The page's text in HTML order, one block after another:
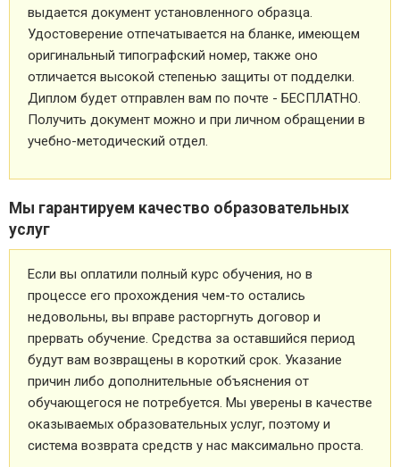
выдается документ установленного образца.
Удостоверение отпечатывается на бланке, имеющем
оригинальный типографский номер, также оно
отличается высокой степенью защиты от подделки.
Диплом будет отправлен вам по почте - БЕСПЛАТНО.
Получить документ можно и при личном обращении в
учебно-методический отдел.
Мы гарантируем качество образовательных
услуг
Если вы оплатили полный курс обучения, но в
процессе его прохождения чем-то остались
недовольны, вы вправе расторгнуть договор и
прервать обучение. Средства за оставшийся период
будут вам возвращены в короткий срок. Указание
причин либо дополнительные объяснения от
обучающегося не потребуется. Мы уверены в качестве
оказываемых образовательных услуг, поэтому и
система возврата средств у нас максимально проста.